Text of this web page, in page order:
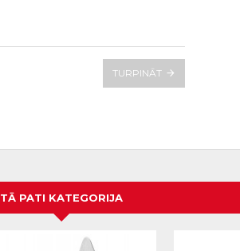
TURPINĀT
TĀ PATI KATEGORIJA